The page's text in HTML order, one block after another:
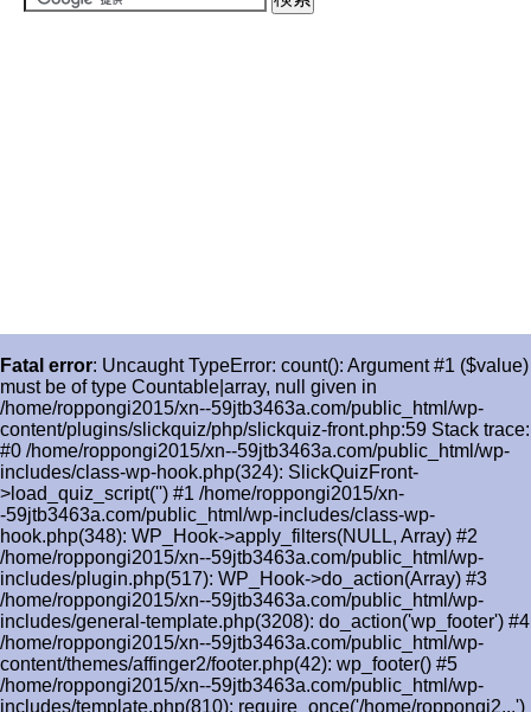
Fatal error: Uncaught TypeError: count(): Argument #1 ($value)
must be of type Countable|array, null given in
/home/roppongi2015/xn--59jtb3463a.com/public_html/wp-
content/plugins/slickquiz/php/slickquiz-front.php:59 Stack trace:
#0 /home/roppongi2015/xn--59jtb3463a.com/public_html/wp-
includes/class-wp-hook.php(324): SlickQuizFront-
>load_quiz_script('') #1 /home/roppongi2015/xn-
-59jtb3463a.com/public_html/wp-includes/class-wp-
hook.php(348): WP_Hook->apply_filters(NULL, Array) #2
/home/roppongi2015/xn--59jtb3463a.com/public_html/wp-
includes/plugin.php(517): WP_Hook->do_action(Array) #3
/home/roppongi2015/xn--59jtb3463a.com/public_html/wp-
includes/general-template.php(3208): do_action('wp_footer') #4
/home/roppongi2015/xn--59jtb3463a.com/public_html/wp-
content/themes/affinger2/footer.php(42): wp_footer() #5
/home/roppongi2015/xn--59jtb3463a.com/public_html/wp-
includes/template.php(810): require_once('/home/roppongi2...')